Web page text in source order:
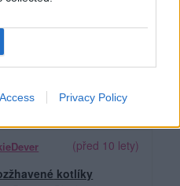
Privacy Policy
jen od svých krutých
nováčkem, a nezbývá
co dalšího si pro něj
Ať už je to ale cokoli,
boje.
(před 10 lety)
kotlíky